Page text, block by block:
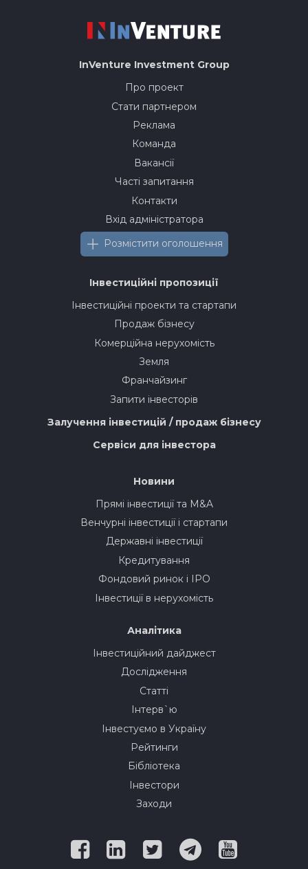
InVenture Investment Group
Про проект
Стати партнером
Реклама
Команда
Вакансії
Часті запитання
Контакти
Вхід адміністратора
Розмістити оголошення
Інвестиційні пропозиції
Інвестиційні проекти та стартапи
Продаж бізнесу
Комерційна нерухомість
Земля
Франчайзинг
Запити інвесторів
Залучення інвестицій / продаж бізнесу
Сервіси для інвестора
Новини
Прямі інвестиції та M&A
Венчурні інвестиції і стартапи
Державні інвестиції
Кредитування
Фондовий ринок і IPO
Інвестиції в нерухомість
Аналітика
Інвестиційний дайджест
Дослідження
Статті
Інтерв`ю
Інвестуємо в Україну
Рейтинги
Бібліотека
Інвестори
Заходи